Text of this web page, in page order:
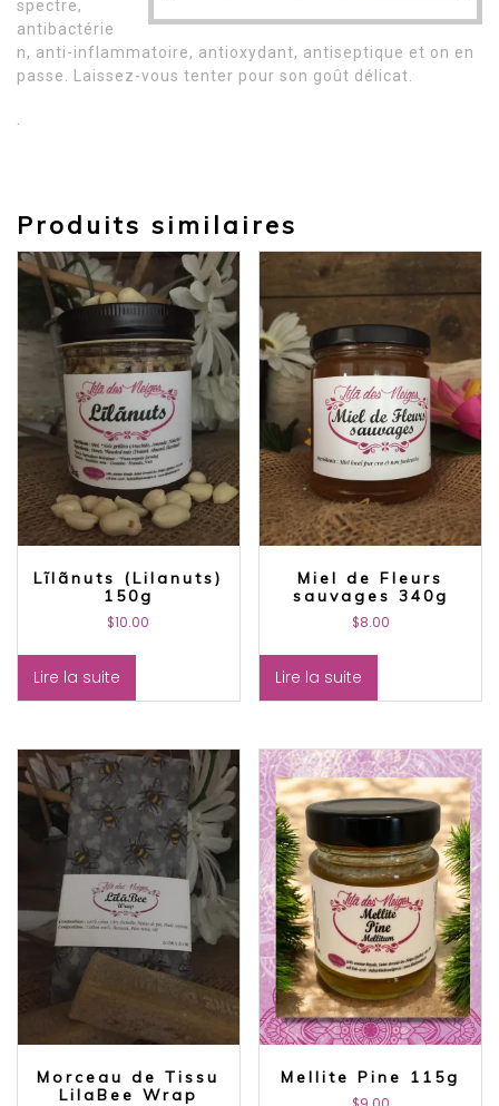
spectre,
antibactérie
n, anti-inflammatoire, antioxydant, antiseptique et on en
passe. Laissez-vous tenter pour son goût délicat.
Produits similaires
Lĩlãnuts (Lilanuts)
150g
$10.00
Lire la suite
Miel de Fleurs
sauvages 340g
$8.00
Lire la suite
Morceau de Tissu
LilaBee Wrap
Mellite Pine 115g